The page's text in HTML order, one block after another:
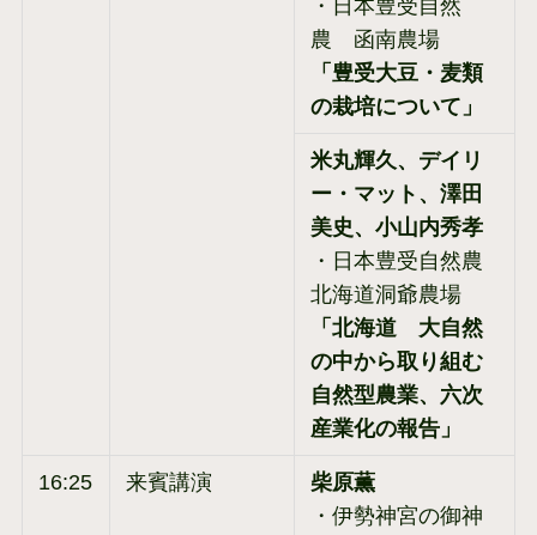
・日本豊受自然
農 函南農場
「豊受大豆・麦類
の栽培について」
米丸輝久、デイリ
ー・マット、澤田
美史、小山内秀孝
・日本豊受自然農
北海道洞爺農場
「北海道 大自然
の中から取り組む
自然型農業、六次
産業化の報告」
16:25 来賓講演
柴原薫
・伊勢神宮の御神